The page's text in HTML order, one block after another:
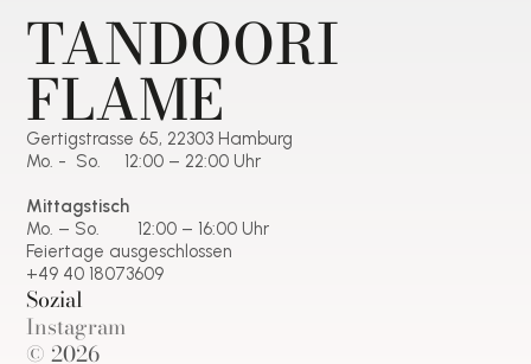
TANDOORI
FLAME
Gertigstrasse 65, 22303 Hamburg
Mo. -  So.     12:00 – 22:00 Uhr
Mittagstisch
Mo. – So.        12:00 – 16:00 Uhr
Feiertage ausgeschlossen
+49 40 18073609
Sozial
Instagram
© 2026